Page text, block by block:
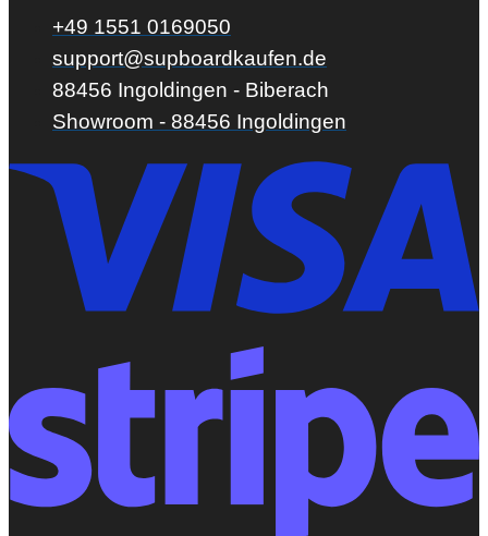
+49 1551 0169050
support@supboardkaufen.de
88456 Ingoldingen - Biberach
Showroom - 88456 Ingoldingen